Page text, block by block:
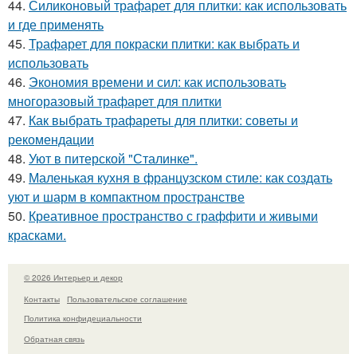
44. Силиконовый трафарет для плитки: как использовать
и где применять
45. Трафарет для покраски плитки: как выбрать и
использовать
46. Экономия времени и сил: как использовать
многоразовый трафарет для плитки
47. Как выбрать трафареты для плитки: советы и
рекомендации
48. Уют в питерской "Сталинке".
49. Маленькая кухня в французском стиле: как создать
уют и шарм в компактном пространстве
50. Креативное пространство с граффити и живыми
красками.
© 2026 Интерьер и декор
Контакты
Пользовательское соглашение
Политика конфидециальности
Обратная связь